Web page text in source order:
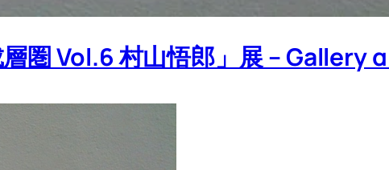
圏 Vol.6 村山悟郎」展 – Gallery